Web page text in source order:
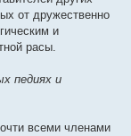
от дружественно
и
расы.
педиях и
всеми членами